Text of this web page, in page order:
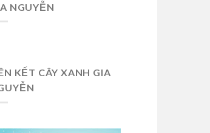
NGUYỄN
KẾT CÂY XANH GIA